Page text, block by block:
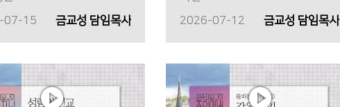
07-15
금교성 담임목사
2026-07-12
금교성 담임목사